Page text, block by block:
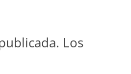
Los